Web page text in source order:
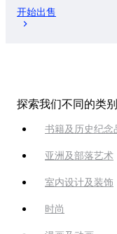
开始出售
探索我们不同的类别
书籍及历史纪念
亚洲及部落艺术
室内设计及装饰
时尚